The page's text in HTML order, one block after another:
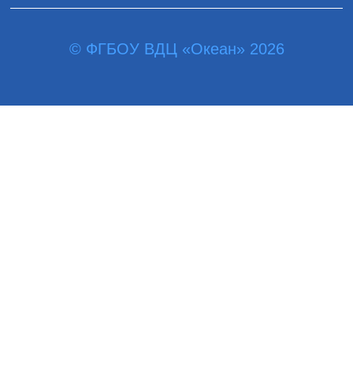
© ФГБОУ ВДЦ «Океан» 2026